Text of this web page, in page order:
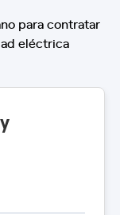
para contratar
eléctrica